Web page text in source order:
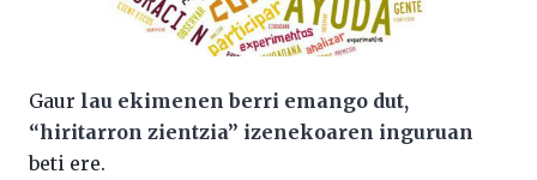
Gaur lau ekimenen berri emango dut,
“hiritarron zientzia” izenekoaren inguruan
beti ere.